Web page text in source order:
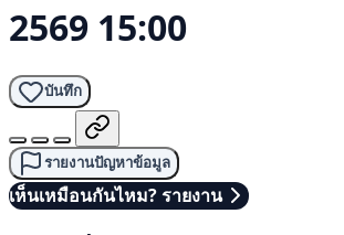
2569 15:00
บันทึก
รายงานปัญหาข้อมูล
เห็นเหมือนกันไหม? รายงาน